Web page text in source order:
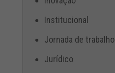
Institucional
Jornada de trabalho
Jurídico